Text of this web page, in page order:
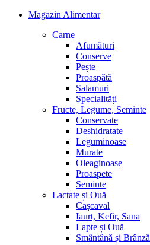
Magazin Alimentar
Carne
Afumături
Conserve
Pește
Proaspătă
Salamuri
Specialități
Fructe, Legume, Seminte
Conservate
Deshidratate
Leguminoase
Murate
Oleaginoase
Proaspete
Seminte
Lactate și Ouă
Cașcaval
Iaurt, Kefir, Sana
Lapte și Ouă
Smântână și Brânză